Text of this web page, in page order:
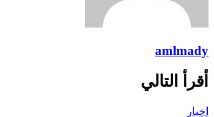
amlmady
أقرأ التالي
اخبار